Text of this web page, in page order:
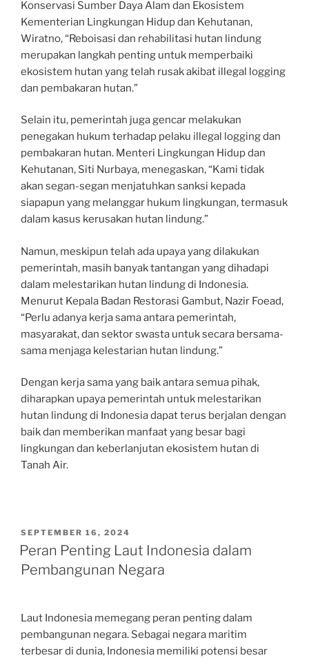
Konservasi Sumber Daya Alam dan Ekosistem
Kementerian Lingkungan Hidup dan Kehutanan,
Wiratno, “Reboisasi dan rehabilitasi hutan lindung
merupakan langkah penting untuk memperbaiki
ekosistem hutan yang telah rusak akibat illegal logging
dan pembakaran hutan.”
Selain itu, pemerintah juga gencar melakukan
penegakan hukum terhadap pelaku illegal logging dan
pembakaran hutan. Menteri Lingkungan Hidup dan
Kehutanan, Siti Nurbaya, menegaskan, “Kami tidak
akan segan-segan menjatuhkan sanksi kepada
siapapun yang melanggar hukum lingkungan, termasuk
dalam kasus kerusakan hutan lindung.”
Namun, meskipun telah ada upaya yang dilakukan
pemerintah, masih banyak tantangan yang dihadapi
dalam melestarikan hutan lindung di Indonesia.
Menurut Kepala Badan Restorasi Gambut, Nazir Foead,
“Perlu adanya kerja sama antara pemerintah,
masyarakat, dan sektor swasta untuk secara bersama-
sama menjaga kelestarian hutan lindung.”
Dengan kerja sama yang baik antara semua pihak,
diharapkan upaya pemerintah untuk melestarikan
hutan lindung di Indonesia dapat terus berjalan dengan
baik dan memberikan manfaat yang besar bagi
lingkungan dan keberlanjutan ekosistem hutan di
Tanah Air.
POSTED
ON
SEPTEMBER 16, 2024
Peran Penting Laut Indonesia dalam
Pembangunan Negara
Laut Indonesia memegang peran penting dalam
pembangunan negara. Sebagai negara maritim
terbesar di dunia, Indonesia memiliki potensi besar